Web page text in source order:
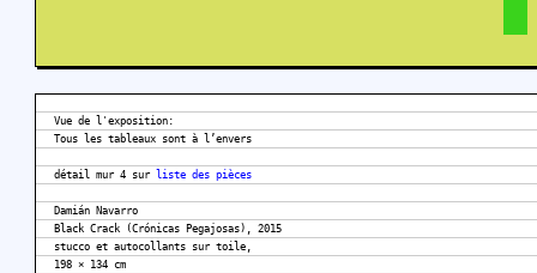
Vue de l'exposition:
Tous les tableaux sont à l’envers
détail mur 4 sur liste des pièces
Damián Navarro
Black Crack (Crónicas Pegajosas), 2015
stucco et autocollants sur toile,
198 × 134 cm